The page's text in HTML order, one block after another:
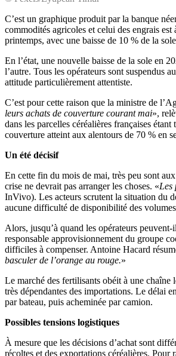
C’est un graphique produit par la banque
commodités agricoles et celui des engrais
printemps, avec une baisse de 10 % de la
En l’état, une nouvelle baisse de la sole en
l’autre. Tous les opérateurs sont suspendus
attitude particulièrement attentiste.
C’est pour cette raison que la ministre de
leurs achats de couverture courant mai»,
dans les parcelles céréalières françaises
couverture atteint aux alentours de 70 % en
Un été décisif
En cette fin du mois de mai, très peu sont
crise ne devrait pas arranger les choses. «Les
InVivo). Les acteurs scrutent la situation du
aucune difficulté de disponibilité des
Alors, jusqu’à quand les opérateurs
responsable approvisionnement du groupe
difficiles à compenser. Antoine Hacard
basculer de l’orange au rouge.»
Le marché des fertilisants obéit à une
très dépendantes des importations. Le délai
par bateau, puis acheminée par camion.
Possibles tensions logistiques
À mesure que les décisions d’achat sont
récoltes et des exportations céréalières.